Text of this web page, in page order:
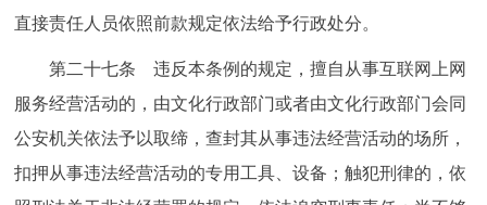
直接责任人员依照前款规定依法给予行政处分。
第二十七条 违反本条例的规定，擅自从事互联网上网
服务经营活动的，由文化行政部门或者由文化行政部门会同
公安机关依法予以取缔，查封其从事违法经营活动的场所，
扣押从事违法经营活动的专用工具、设备；触犯刑律的，依